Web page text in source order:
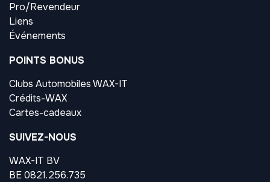
Pro/Revendeur
Liens
Événements
POINTS BONUS
Clubs Automobiles WAX-IT
Crédits-WAX
Cartes-cadeaux
SUIVEZ-NOUS
WAX-IT BV
BE 0821.256.735